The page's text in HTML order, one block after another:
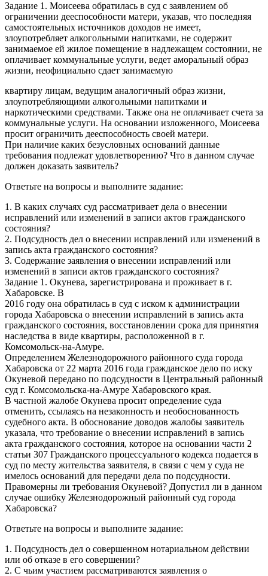
Задание 1. Моисеева обратилась в суд с заявлением об
ограничении дееспособности матери, указав, что последняя
самостоятельных источников доходов не имеет,
злоупотребляет алкогольными напитками, не содержит
занимаемое ей жилое помещение в надлежащем состоянии, не
оплачивает коммунальные услуги, ведет аморальный образ
жизни, неофициально сдает занимаемую
квартиру лицам, ведущим аналогичный образ жизни,
злоупотребляющими алкогольными напитками и
наркотическими средствами. Также она не оплачивает счета за
коммунальные услуги. На основании изложенного, Моисеева
просит ограничить дееспособность своей матери.
При наличие каких безусловных оснований данные
требования подлежат удовлетворению? Что в данном случае
должен доказать заявитель?
Ответьте на вопросы и выполните задание:
1. В каких случаях суд рассматривает дела о внесении
исправлений или изменений в записи актов гражданского
состояния?
2. Подсудность дел о внесении исправлений или изменений в
запись акта гражданского состояния?
3. Содержание заявления о внесении исправлений или
изменений в записи актов гражданского состояния?
Задание 1. Окунева, зарегистрирована и проживает в г.
Хабаровске. В
2016 году она обратилась в суд с иском к администрации
города Хабаровска о внесении исправлений в запись акта
гражданского состояния, восстановлении срока для принятия
наследства в виде квартиры, расположенной в г.
Комсомольск-на-Амуре.
Определением Железнодорожного районного суда города
Хабаровска от 22 марта 2016 года гражданское дело по иску
Окуневой передано по подсудности в Центральный районный
суд г. Комсомольска-на-Амуре Хабаровского края.
В частной жалобе Окунева просит определение суда
отменить, ссылаясь на незаконность и необоснованность
судебного акта. В обоснование доводов жалобы заявитель
указала, что требование о внесении исправлений в запись
акта гражданского состояния, которое на основании части 2
статьи 307 Гражданского процессуального кодекса подается в
суд по месту жительства заявителя, в связи с чем у суда не
имелось оснований для передачи дела по подсудности.
Правомерны ли требования Окуневой? Допустил ли в данном
случае ошибку Железнодорожный районный суд города
Хабаровска?
Ответьте на вопросы и выполните задание:
1. Подсудность дел о совершенном нотариальном действии
или об отказе в его совершении?
2. С чьим участием рассматриваются заявления о